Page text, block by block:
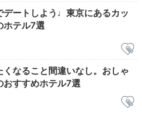
れたスカイツリーを眺める
目
デートしよう♩東京にあるカッ
ホテル7選
くなること間違いなし。おしゃ
おすすめホテル7選